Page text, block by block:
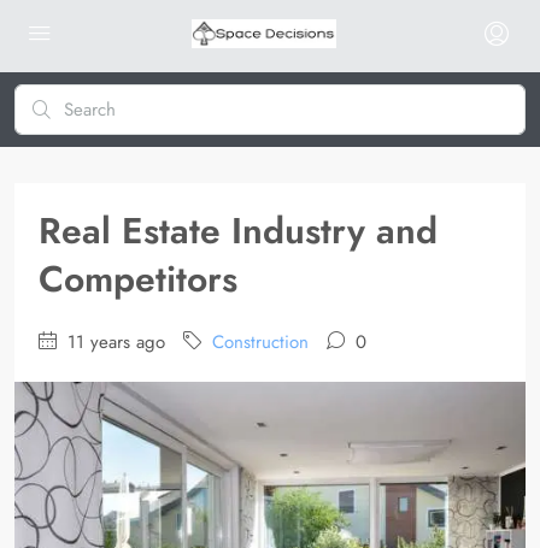
Real Estate Industry and
Competitors
11 years ago Construction 0